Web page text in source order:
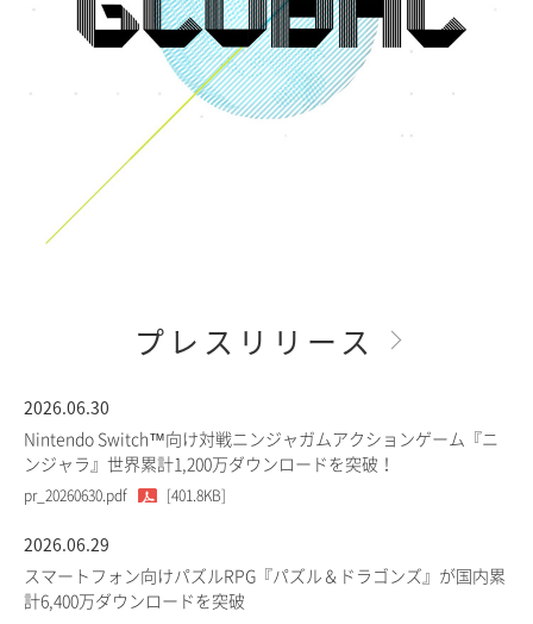
プレスリリース
2026.06.30
Nintendo Switch™向け対戦ニンジャガムアクションゲーム『ニ
ンジャラ』世界累計1,200万ダウンロードを突破！
pr_20260630.pdf [401.8KB]
2026.06.29
スマートフォン向けパズルRPG『パズル＆ドラゴンズ』が国内累
計6,400万ダウンロードを突破